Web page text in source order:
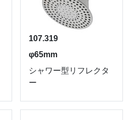
107.319
φ65mm
シャワー型リフレクタ
ー